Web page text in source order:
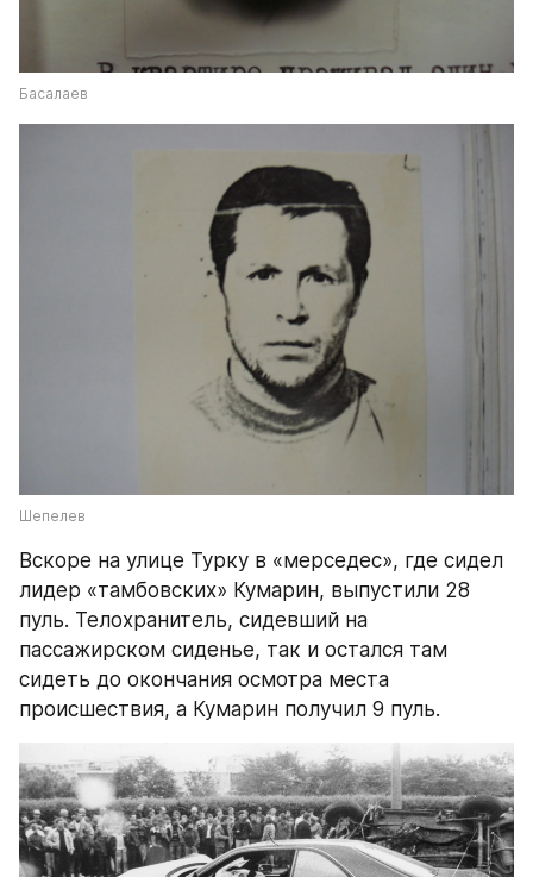
Басалаев
Шепелев
Вскоре на улице Турку в «мерседес», где сидел
лидер «тамбовских» Кумарин, выпустили 28
пуль. Телохранитель, сидевший на
пассажирском сиденье, так и остался там
сидеть до окончания осмотра места
происшествия, а Кумарин получил 9 пуль.